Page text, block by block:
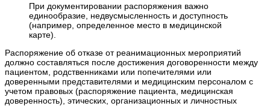
При документировании распоряжения важно
единообразие, недвусмысленность и доступность
(например, определенное место в медицинской
карте).
Распоряжение об отказе от реанимационных мероприятий
должно составляться после достижения договоренности между
пациентом, родственниками или попечителями или
доверенными представителями и медицинским персоналом с
учетом правовых (распоряжение пациента, медицинская
доверенность), этических, организационных и личностных